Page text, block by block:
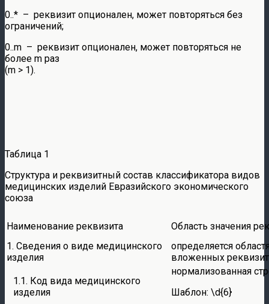
0..* – реквизит опционален, может повторяться без
ограничений;
0..m – реквизит опционален, может повторяться не
более m раз
(m > 1).
Таблица 1
Структура и реквизитный состав классификатора видов
медицинских изделий Евразийского экономического
союза
Наименование реквизита
Область значения
1. Сведения о виде медицинского
изделия
определяется
вложенных
1.1. Код вида медицинского
изделия
нормализованная
Шаблон: \d{6}